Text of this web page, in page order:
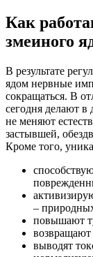
Как
змеиного
В результате
ядом нервные
сокращаться. В
сегодня делают в
не меняют
застывшей,
Кроме того,
–
повышают
возвращают
выводят